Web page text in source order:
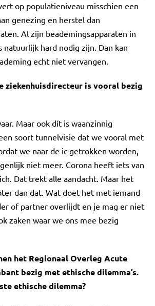
op populatieniveau misschien een
genezing en herstel dan
Al zijn beademingsapparaten in
natuurlijk hard nodig zijn. Dan kan
echt niet vervangen.
ziekenhuisdirecteur is vooral bezig
Maar ook dít is waanzinnig
soort tunnelvisie dat we vooral met
we naar de ic getrokken worden,
niet meer. Corona heeft iets van
Dat trekt alle aandacht. Maar het
dan dat. Wat doet het met iemand
of partner overlijdt en je mag er niet
zaken waar we ons mee bezig
het Regionaal Overleg Acute
bezig met ethische dilemma’s.
ethische dilemma?